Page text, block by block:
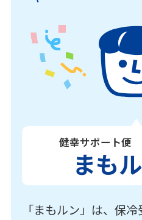
健幸サポート便
まも
「まもルン」は、保